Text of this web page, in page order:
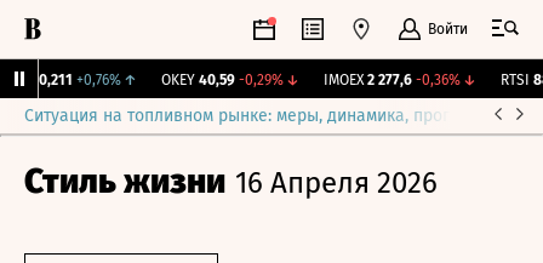
Войти
0,211 +0,76%↑ OKEY 40,59 -0,29%↓ IMOEX 2 277,6 -0,36%↓ RTSI
Ситуация на топливном рынке: меры, динамика, прогнозы
Стиль жизни 16 Апреля 2026